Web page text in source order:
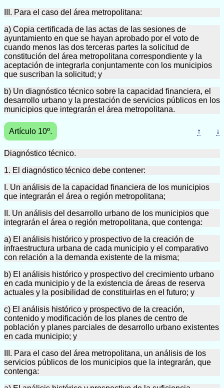
III. Para el caso del área metropolitana:
a) Copia certificada de las actas de las sesiones de
ayuntamiento en que se hayan aprobado por el voto de
cuando menos las dos terceras partes la solicitud de
constitución del área metropolitana correspondiente y la
aceptación de integrarla conjuntamente con los municipios
que suscriban la solicitud; y
b) Un diagnóstico técnico sobre la capacidad financiera, el
desarrollo urbano y la prestación de servicios públicos en los
municipios que integrarán el área metropolitana.
Artículo 10º. ↑ ↓
Diagnóstico técnico.
1. El diagnóstico técnico debe contener:
I. Un análisis de la capacidad financiera de los municipios
que integrarán el área o región metropolitana;
II. Un análisis del desarrollo urbano de los municipios que
integrarán el área o región metropolitana, que contenga:
a) El análisis histórico y prospectivo de la creación de
infraestructura urbana de cada municipio y el comparativo
con relación a la demanda existente de la misma;
b) El análisis histórico y prospectivo del crecimiento urbano
en cada municipio y de la existencia de áreas de reserva
actuales y la posibilidad de constituirlas en el futuro; y
c) El análisis histórico y prospectivo de la creación,
contenido y modificación de los planes de centro de
población y planes parciales de desarrollo urbano existentes
en cada municipio; y
III. Para el caso del área metropolitana, un análisis de los
servicios públicos de los municipios que la integrarán, que
contenga: